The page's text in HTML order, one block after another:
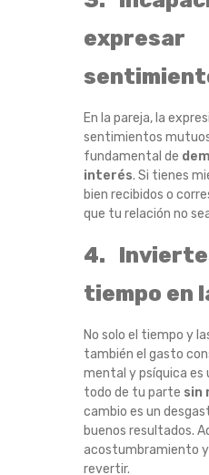
expresar
En la pareja, la
sentimientos
fundamental de
interés. Si tienes
bien recibidos o
que tu relación no
4.
tiempo en
No solo el tiempo y
también el gasto
mental y psíquica es
todo de tu parte sin
cambio es un
buenos resultados.
acostumbramiento
revertir.